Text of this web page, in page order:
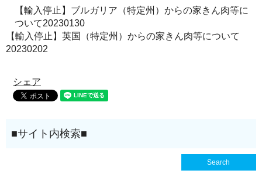
【輸入停止】ブルガリア（特定州）からの家きん肉等に
ついて20230130
【輸入停止】英国（特定州）からの家きん肉等について
20230202
シェア